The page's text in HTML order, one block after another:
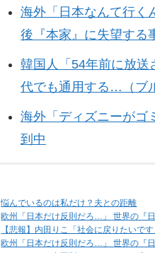
海外「日本なんて行く
後『本家』に失望する
韓国人「54年前に放
代でも通用する…（ブ
海外「ディズニーがゴ
到中
悩んでいるのは私だけ？夫との距離
欧州「日本だけ反則だろ…」 世界の『
【悲報】内田りこ「社会に戻りたいです
欧州「日本だけ反則だろ…」 世界の『